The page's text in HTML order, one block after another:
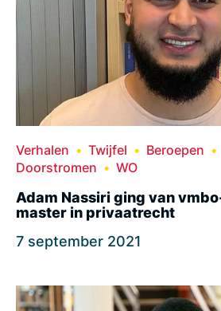
Verhalen Twijfel Beroepen
Doorstromen
WO
Adam Nassiri ging van
master in privaatrecht
7 september 2021